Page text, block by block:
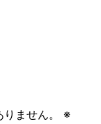
ません。
※